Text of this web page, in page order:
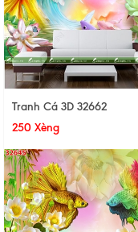
Tranh Cá 3D 32662
250 Xèng